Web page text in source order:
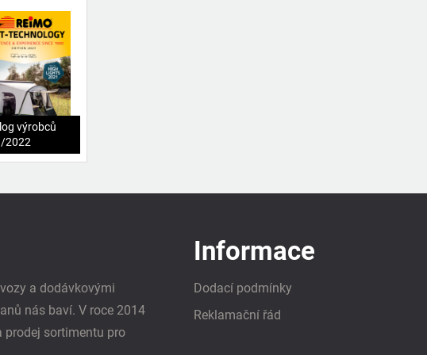
výrobců
2022
a dodávkovými
nás baví. V roce 2014
prodej sortimentu pro
Informace
Dodací podmínky
Reklamační řád